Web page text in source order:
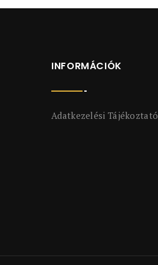
INFORMÁCIÓK
Adatkezelési Tájékoztató